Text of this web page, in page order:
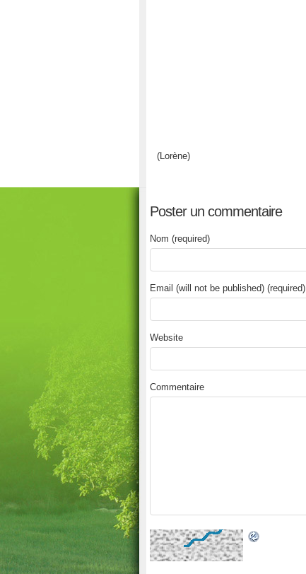
(Lorène)
Poster un commentaire
Nom (required)
Email (will not be published) (required)
Website
Commentaire